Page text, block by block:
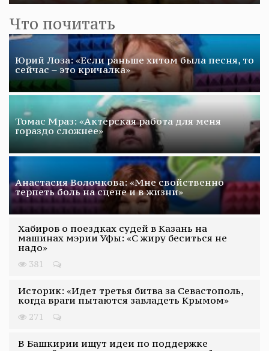
Что почитать
Юрий Лоза: «Если раньше хитом была песня, то
сейчас – это кричалка»
Томас Мраз: «Актерская работа для меня
гораздо сложнее»
Анастасия Волочкова: «Мне свойственно
терпеть боль на сцене и в жизни»
Хабиров о поездках судей в Казань на
машинах мэрии Уфы: «С жиру беситься не
надо»
381
Историк: «Идет третья битва за Севастополь,
когда враги пытаются завладеть Крымом»
271
В Башкирии ищут идеи по поддержке